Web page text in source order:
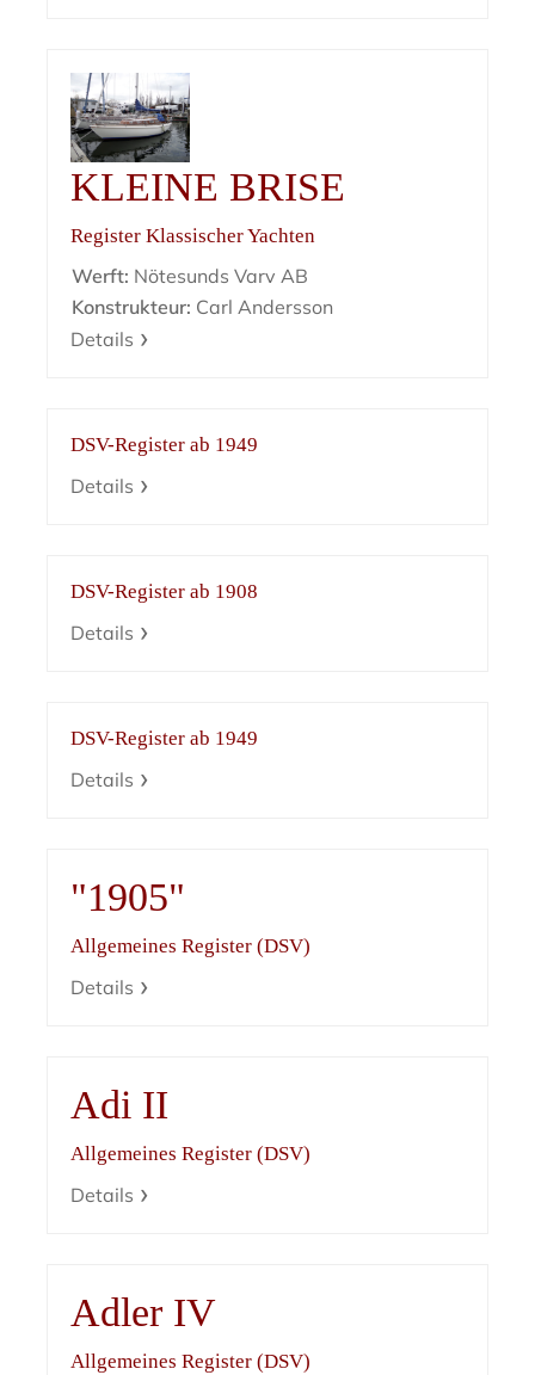
KLEINE BRISE
Register Klassischer Yachten
Werft: Nötesunds Varv AB
Konstrukteur: Carl Andersson
Details
DSV-Register ab 1949
Details
DSV-Register ab 1908
Details
DSV-Register ab 1949
Details
"1905"
Allgemeines Register (DSV)
Details
Adi II
Allgemeines Register (DSV)
Details
Adler IV
Allgemeines Register (DSV)